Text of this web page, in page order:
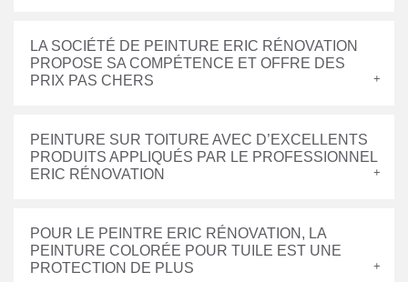
LA SOCIÉTÉ DE PEINTURE ERIC RÉNOVATION
PROPOSE SA COMPÉTENCE ET OFFRE DES
PRIX PAS CHERS
PEINTURE SUR TOITURE AVEC D’EXCELLENTS
PRODUITS APPLIQUÉS PAR LE PROFESSIONNEL
ERIC RÉNOVATION
POUR LE PEINTRE ERIC RÉNOVATION, LA
PEINTURE COLORÉE POUR TUILE EST UNE
PROTECTION DE PLUS